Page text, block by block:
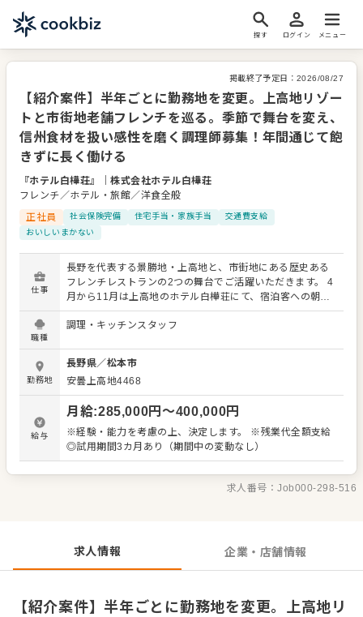
探す ログイン メニュー
掲載終了予定日： 2026/08/27
【紹介案件】半年ごとに勤務地を変更。上高地リゾー
トと市街地老舗フレンチを巡る。季節で舞台を変え、
信州食材を扱い感性を磨く調理師募集！年間通じて飽
きずに長く働ける
『ホテル白樺荘』 ｜株式会社ホテル白樺荘
フレンチ／ホテル・旅館／洋食全般
正社員
社会保険完備 住宅手当・家族手当
交通費支給
おいしいまかない
仕事
長野を代表する景勝地・上高地と、市街地にある歴史ある
フレンチレストランの2つの舞台でご活躍いただきます。 4
月から11月は上高地のホテル白樺荘にて、宿泊客への朝夕
食やランチを提供。信州黒毛和牛や地場野菜を使用し、リ
ニューアルした清潔な厨房で調理に集中できます。 12月か
ら新メニューの開発に携わる流れです。半年ごとに勤務地
が変わるため、常に新鮮な気持ちで仕事に向き合えます。
調理チームは協力体制が厚く、落ち着いた雰囲気です。経
験の浅い方も段階的にスキルアップでき、地元食材を活か
したメニュー考案など、料理人として一段上のステージを
目指せる環境が整っています。 ＜おすすめポイント＞ オン
シーズンは上高地内の個室寮で快適な共同生活を送り、冬
きます。オンとオフで環境を変えながら、公私ともに充実
した日々を過ごせる点が魅力です。
職種
調理・キッチンスタッフ
勤務地
長野県／松本市
安曇上高地4468
給与
月給:285,000円〜400,000円
※経験・能力を考慮の上、決定します。 ※残業代全額支給
◎試用期間3カ月あり（期間中の変動なし）
求人番号：Job000-298-516
求人情報 企業・店舗情報
【紹介案件】半年ごとに勤務地を変更。上高地リ